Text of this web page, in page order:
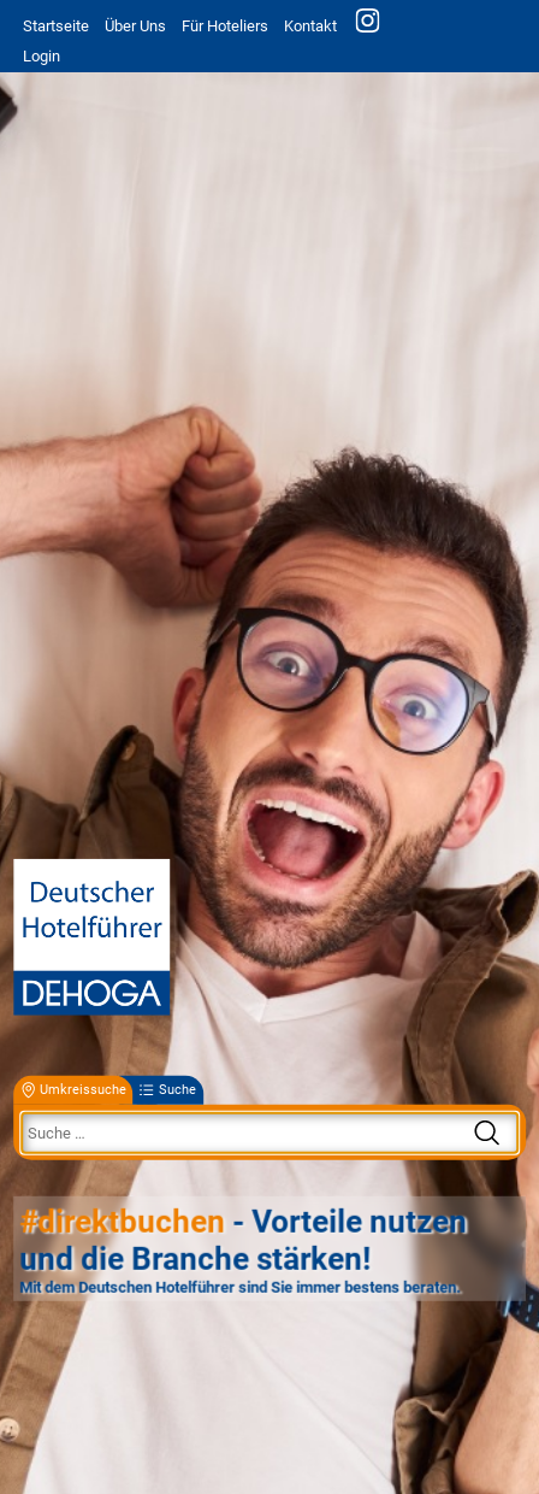
Startseite Über Uns Für Hoteliers
Kontakt
Login
Umkreissuche Suche
#direktbuchen - Vorteile nutzen
und die Branche stärken!
Mit dem Deutschen Hotelführer sind Sie immer bestens beraten.